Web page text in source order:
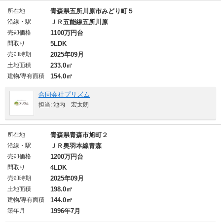
所在地 青森県五所川原市みどり町５
沿線・駅 ＪＲ五能線五所川原
売却価格 1100万円台
間取り 5LDK
売却時期 2025年09月
土地面積 233.0㎡
建物/専有面積 154.0㎡
合同会社プリズム
担当: 池内 宏太朗
所在地 青森県青森市旭町２
沿線・駅 ＪＲ奥羽本線青森
売却価格 1200万円台
間取り 4LDK
売却時期 2025年09月
土地面積 198.0㎡
建物/専有面積 144.0㎡
築年月 1996年7月